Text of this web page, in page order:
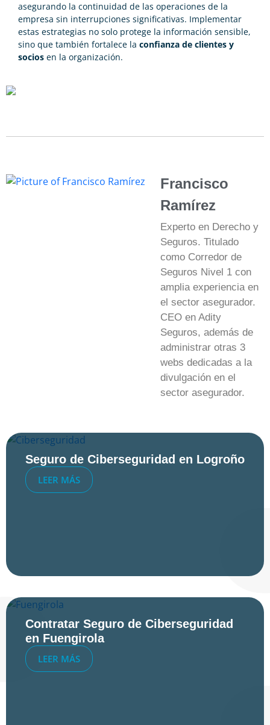
asegurando la continuidad de las operaciones de la
empresa sin interrupciones significativas. Implementar
estas estrategias no solo protege la información sensible,
sino que también fortalece la confianza de clientes y
socios en la organización.
Francisco
Ramírez
Experto en Derecho y
Seguros. Titulado
como Corredor de
Seguros Nivel 1 con
amplia experiencia en
el sector asegurador.
CEO en Adity
Seguros, además de
administrar otras 3
webs dedicadas a la
divulgación en el
sector asegurador.
Seguro de Ciberseguridad en Logroño
LEER MÁS
Contratar Seguro de Ciberseguridad
en Fuengirola
LEER MÁS